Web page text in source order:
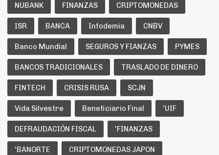
NUBANK FINANZAS CRIPTOMONEDAS
ISR BANCA Infodemia CNBV
Banco Mundial SEGUROS Y FIANZAS PYMES
BANCOS TRADICIONALES TRASLADO DE DINERO
FINTECH CRISIS RUSA SCJN
Vida Silvestre Beneficiario Final 'UIF
DEFRAUDACIÓN FISCAL 'FINANZAS
'BANORTE CRIPTOMONEDAS JAPON